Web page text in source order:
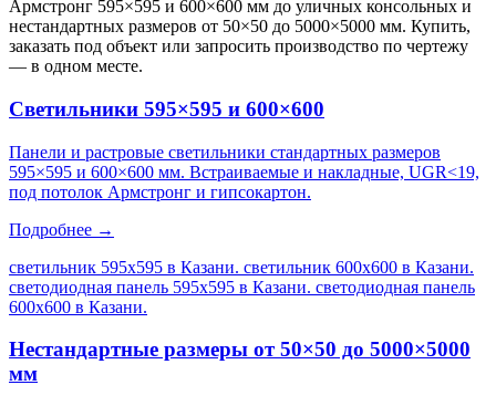
Армстронг 595×595 и 600×600 мм до уличных консольных и
нестандартных размеров от 50×50 до 5000×5000 мм. Купить,
заказать под объект или запросить производство по чертежу
— в одном месте.
Светильники 595×595 и 600×600
Панели и растровые светильники стандартных размеров
595×595 и 600×600 мм. Встраиваемые и накладные, UGR<19,
под потолок Армстронг и гипсокартон.
Подробнее →
светильник 595х595 в Казани. светильник 600х600 в Казани.
светодиодная панель 595х595 в Казани. светодиодная панель
600х600 в Казани.
Нестандартные размеры от 50×50 до 5000×5000
мм